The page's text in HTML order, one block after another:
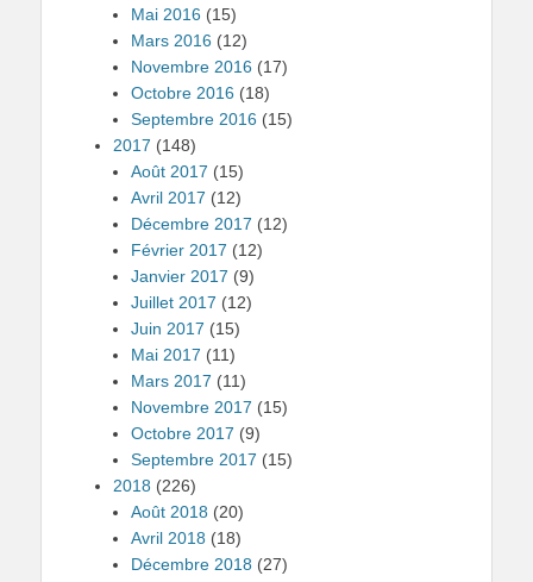
Mai 2016 (15)
Mars 2016 (12)
Novembre 2016 (17)
Octobre 2016 (18)
Septembre 2016 (15)
2017 (148)
Août 2017 (15)
Avril 2017 (12)
Décembre 2017 (12)
Février 2017 (12)
Janvier 2017 (9)
Juillet 2017 (12)
Juin 2017 (15)
Mai 2017 (11)
Mars 2017 (11)
Novembre 2017 (15)
Octobre 2017 (9)
Septembre 2017 (15)
2018 (226)
Août 2018 (20)
Avril 2018 (18)
Décembre 2018 (27)